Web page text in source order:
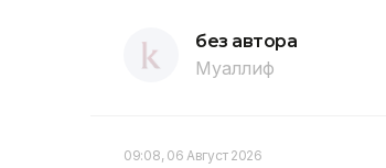
без автора
Муаллиф
09:08, 06 Август 2026